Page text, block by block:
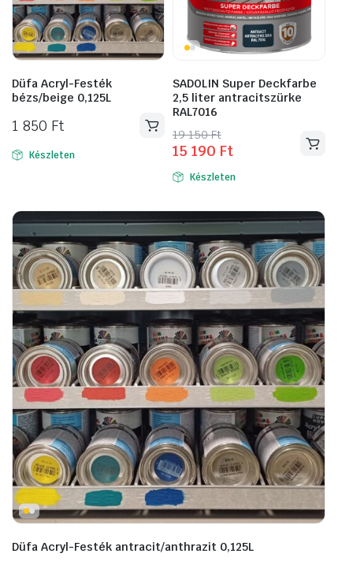
Düfa Acryl-Festék
bézs/beige 0,125L
1 850 Ft
Készleten
SADOLIN Super Deckfarbe
2,5 liter antracitszürke
RAL7016
19 150Ft
Original
price
was:
150 Ft.
15 190 Ft
Current
price
is:
190 Ft.
Készleten
Düfa Acryl-Festék antracit/anthrazit 0,125L